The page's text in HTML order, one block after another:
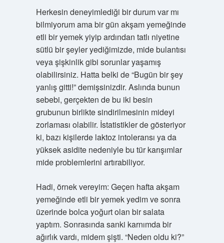
Herkesin deneyimlediği bir durum var mı
bilmiyorum ama bir gün akşam yemeğinde
etli bir yemek yiyip ardından tatlı niyetine
sütlü bir şeyler yediğimizde, mide bulantısı
veya şişkinlik gibi sorunlar yaşamış
olabilirsiniz. Hatta belki de “Bugün bir şey
yanlış gitti!” demişsinizdir. Aslında bunun
sebebi, gerçekten de bu iki besin
grubunun birlikte sindirilmesinin mideyi
zorlaması olabilir. İstatistikler de gösteriyor
ki, bazı kişilerde laktoz intoleransı ya da
yüksek asidite nedeniyle bu tür karışımlar
mide problemlerini artırabiliyor.
Hadi, örnek vereyim: Geçen hafta akşam
yemeğinde etli bir yemek yedim ve sonra
üzerinde bolca yoğurt olan bir salata
yaptım. Sonrasında sanki karnımda bir
ağırlık vardı, midem şişti. “Neden oldu ki?”